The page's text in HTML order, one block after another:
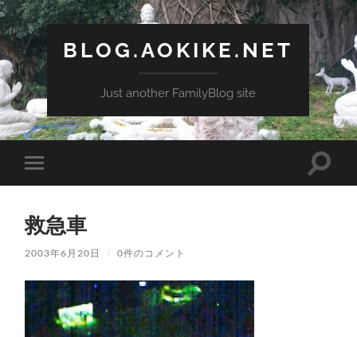
BLOG.AOKIKE.NET
Just another FamilyBlog site
モ
バ
ル
メ
ニ
ュ
を
切
り
替
え
検
救急車
2003年6月20日 / 0件のコメント